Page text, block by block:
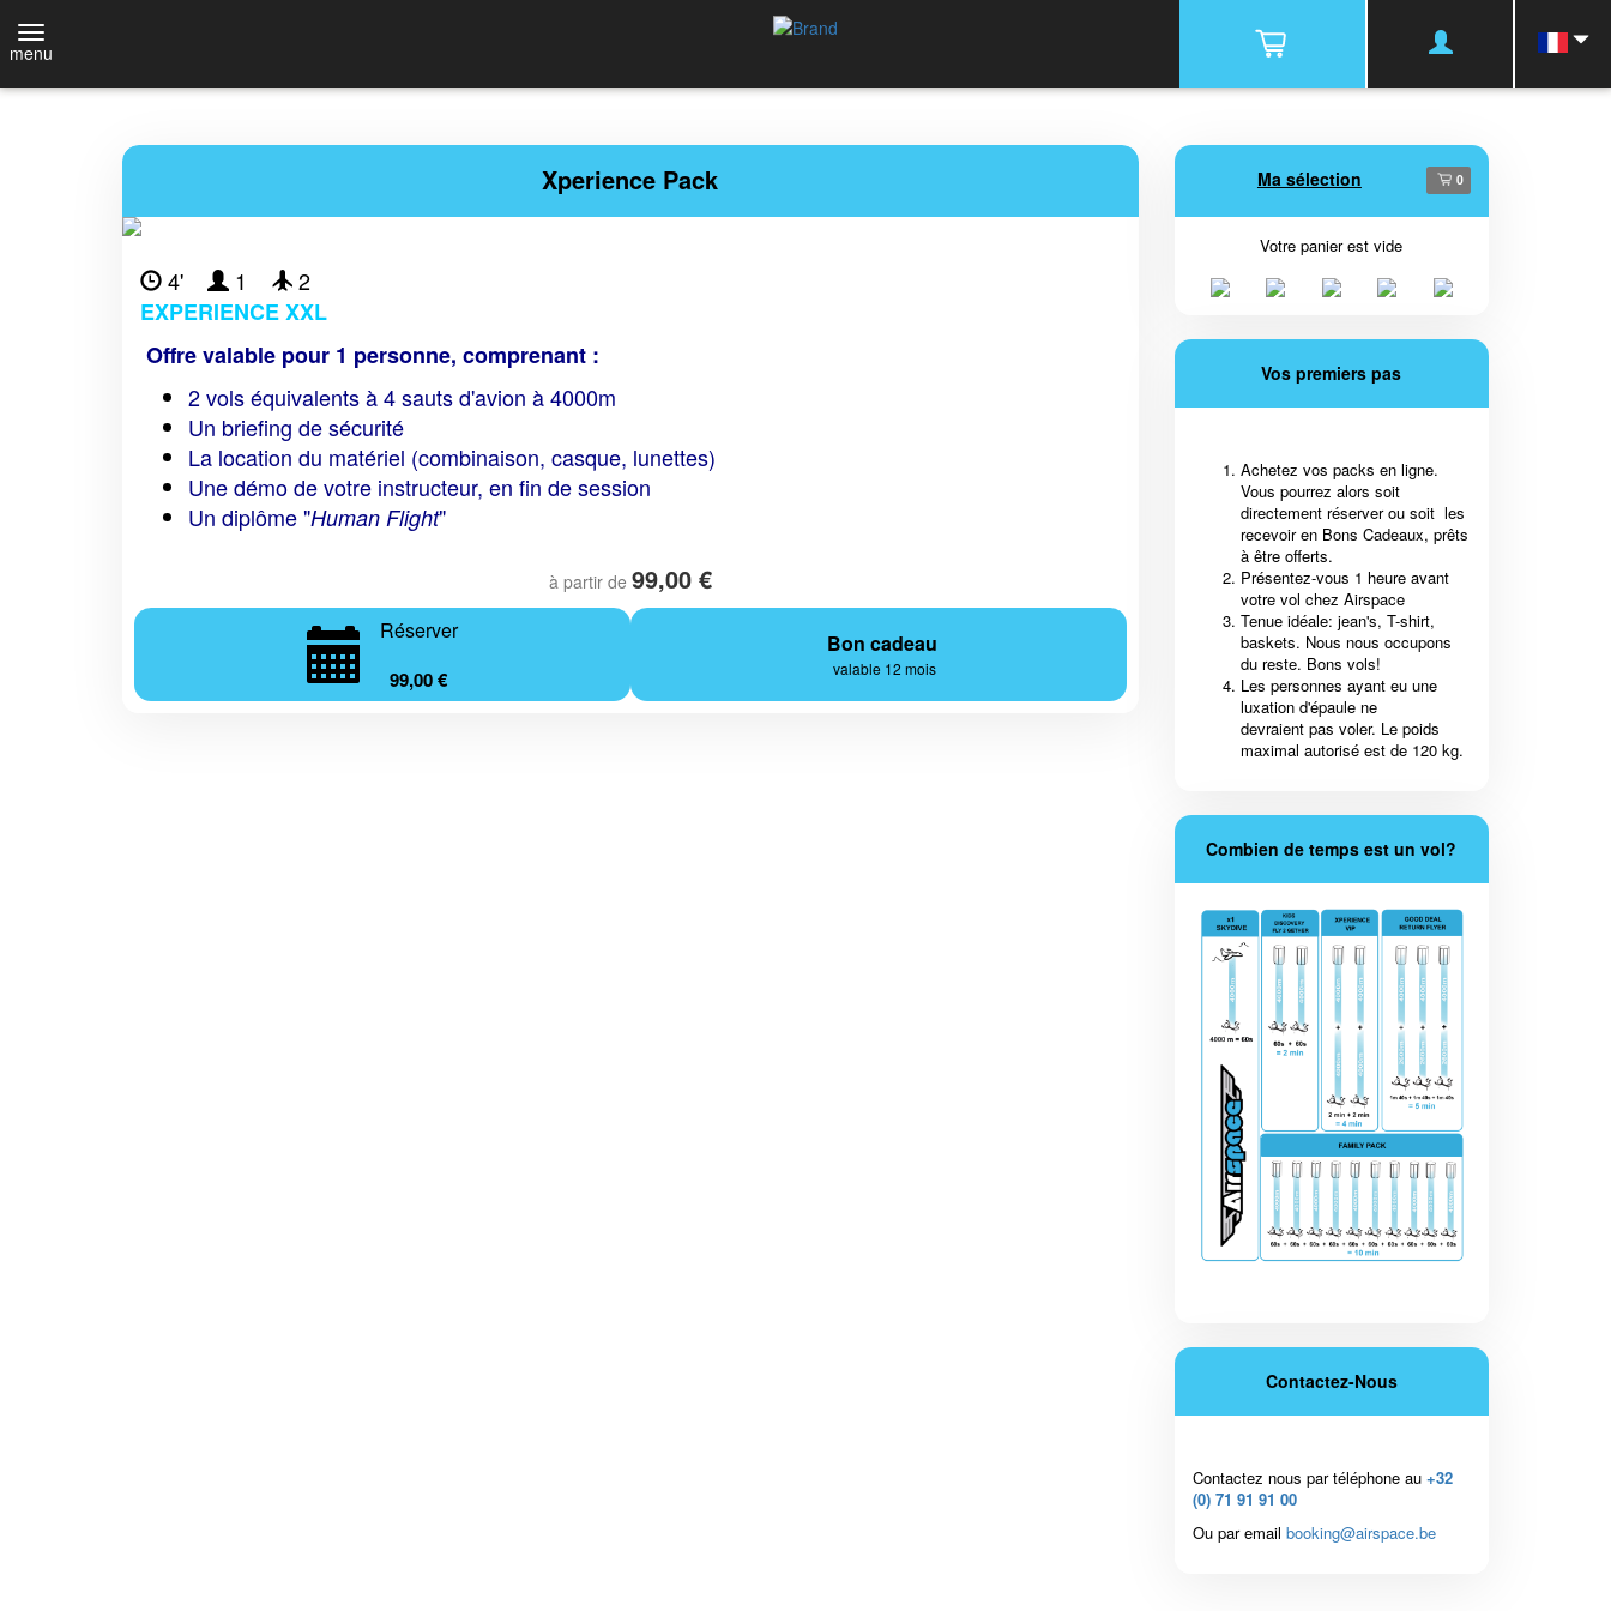
menu
Xperience Pack
4' 1
2
EXPERIENCE XXL
Offre valable pour 1 personne, comprenant :
2 vols équivalents à 4 sauts d'avion à 4000m
Un briefing de sécurité
La location du matériel (combinaison, casque, lunettes)
Une démo de votre instructeur, en fin de session
Un diplôme "Human Flight"
à partir de 99,00 €
Réserver
99,00 €
Bon cadeau
valable 12 mois
Ma sélection 0
Votre panier est vide
Vos premiers pas
Achetez vos packs en ligne.
Vous pourrez alors soit
directement réserver ou soit les
recevoir en Bons Cadeaux, prêts
à être offerts.
Présentez-vous 1 heure avant
votre vol chez Airspace
Tenue idéale: jean's, T-shirt,
baskets. Nous nous occupons
du reste. Bons vols!
Les personnes ayant eu une
luxation d'épaule ne
devraient pas voler. Le poids
maximal autorisé est de 120 kg.
Combien de temps est un vol?
Contactez-Nous
Contactez nous par téléphone au +32
(0) 71 91 91 00
Ou par email booking@airspace.be